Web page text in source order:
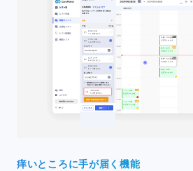
痒いところに手が届く機能